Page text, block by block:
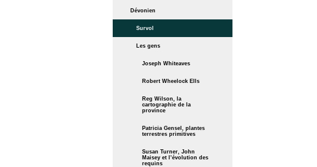
Dévonien
Survol
Les gens
Joseph Whiteaves
Robert Wheelock Ells
Reg Wilson, la
cartographie de la
province
Patricia Gensel, plantes
terrestres primitives
Susan Turner, John
Maisey et l’évolution des
requins